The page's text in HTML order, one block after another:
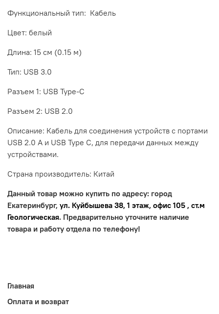
Функциональный тип: Кабель
Цвет: белый
Длина: 15 см (0.15 м)
Тип: USB 3.0
Разъем 1: USB Type-C
Разъем 2: USB 2.0
Описание: Кабель для соединения устройств с портами
USB 2.0 A и USB Type C, для передачи данных между
устройствами.
Страна производитель: Китай
Данный товар можно купить по адресу: город
Екатеринбург, ул. Куйбышева 38, 1 этаж, офис 105 , ст.м
Геологическая. Предварительно уточните наличие
товара и работу отдела по телефону!
Главная
Оплата и возврат